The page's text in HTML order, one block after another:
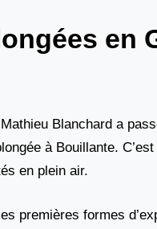
en
Blanchard a
à Bouillante.
en plein air.
premières formes